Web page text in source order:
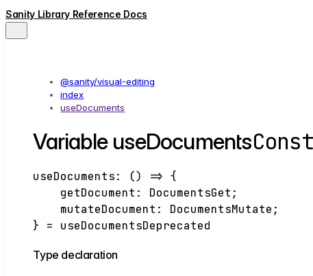
Sanity Library Reference Docs
@sanity/visual-editing
index
useDocuments
Variable useDocumentsConst
useDocuments: () => {
getDocument : DocumentsGet ;
mutateDocument : DocumentsMutate ;
}
= useDocumentsDeprecated
Type declaration